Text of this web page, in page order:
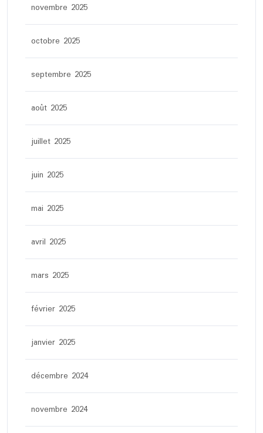
novembre 2025
octobre 2025
septembre 2025
août 2025
juillet 2025
juin 2025
mai 2025
avril 2025
mars 2025
février 2025
janvier 2025
décembre 2024
novembre 2024